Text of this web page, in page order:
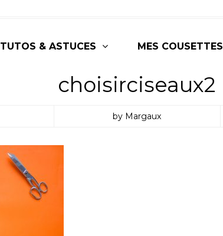
TUTOS & ASTUCES MES COUSETTES
choisirciseaux2
by Margaux